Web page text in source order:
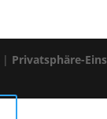
| Privatsphäre-